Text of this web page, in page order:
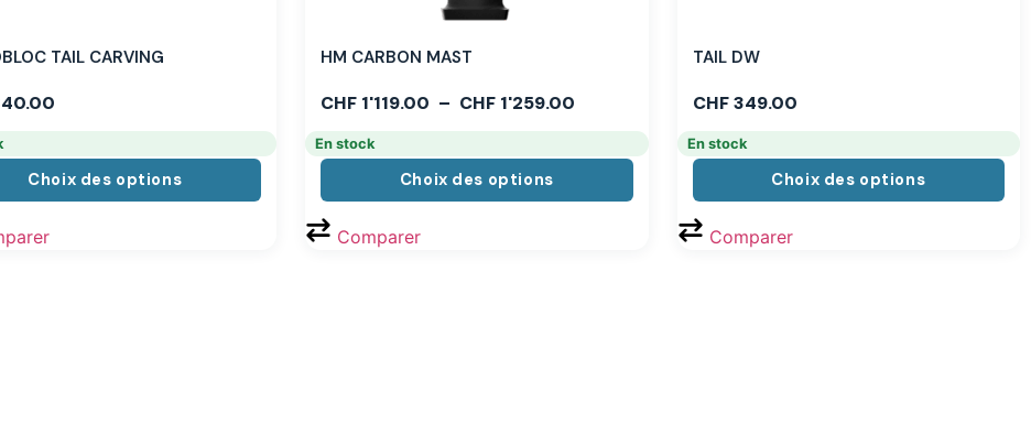
TAIL CARVING
Choix des options
HM CARBON MAST
CHF 1'119.00 – CHF 1'259.00
En stock
Choix des options
Comparer
TAIL DW
CHF349.00
En stock
Choix des options
Comparer